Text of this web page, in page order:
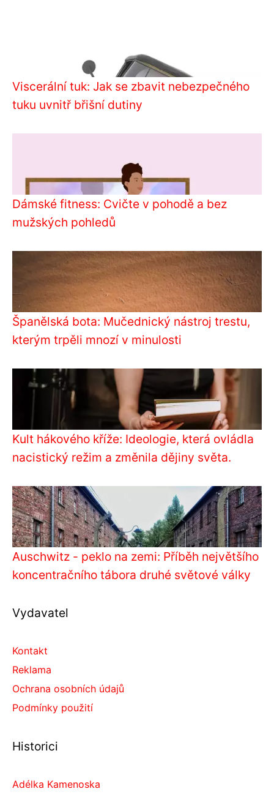
Viscerální tuk: Jak se zbavit nebezpečného
tuku uvnitř břišní dutiny
Dámské fitness: Cvičte v pohodě a bez
mužských pohledů
Španělská bota: Mučednický nástroj trestu,
kterým trpěli mnozí v minulosti
Kult hákového kříže: Ideologie, která ovládla
nacistický režim a změnila dějiny světa.
Auschwitz - peklo na zemi: Příběh největšího
koncentračního tábora druhé světové války
Vydavatel
Kontakt
Reklama
Ochrana osobních údajů
Podmínky použití
Historici
Adélka Kamenoska